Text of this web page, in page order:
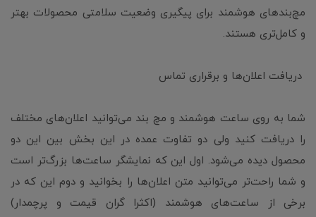
مچ‌بندهای هوشمند برای پیگیری وضعیت سلامتی محصولات بهتر
و کامل‌تری هستند.
دریافت اعلان‌ها و برقراری تماس
شما به روی ساعت هوشمند و مچ بند می‌توانید اعلان‌های مختلف
را دریافت کنید ولی دو تفاوت عمده در این بخش بین این دو
محصول دیده می‌شود. اول این که نمایشگر ساعت‌ها بزرگ‌تر است
و شما راحت‌تر می‌توانید متن اعلان‌ها را بخوانید و دوم این که در
برخی از ساعت‌های هوشمند (اکثرا گران قیمت و پرچمدار)